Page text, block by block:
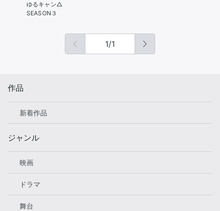
ゆるキャン△
SEASON３
1/1
作品
新着作品
ジャンル
映画
ドラマ
舞台